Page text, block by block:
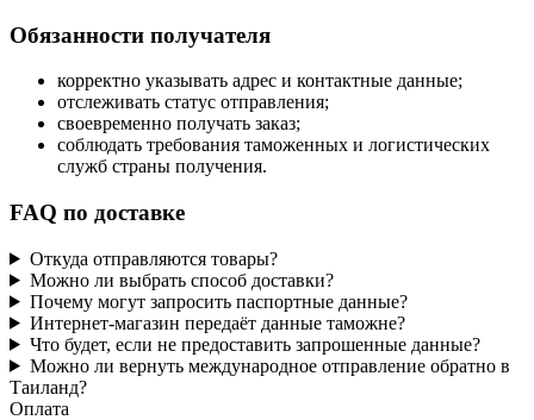
Обязанности получателя
корректно указывать адрес и контактные данные;
отслеживать статус отправления;
своевременно получать заказ;
соблюдать требования таможенных и логистических
служб страны получения.
FAQ по доставке
Откуда отправляются товары?
Можно ли выбрать способ доставки?
Почему могут запросить паспортные данные?
Интернет-магазин передаёт данные таможне?
Что будет, если не предоставить запрошенные данные?
Можно ли вернуть международное отправление обратно в
Таиланд?
Оплата